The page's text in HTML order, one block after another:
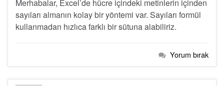
Merhabalar, Excel’de hücre içindeki metinlerin içinden
sayıları almanın kolay bir yöntemi var. Sayıları formül
kullanmadan hızlıca farklı bir sütuna alabiliriz.
Yorum bırak